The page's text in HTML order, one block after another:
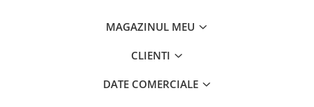
Sapun de maini profesional
Sisteme de dozaj profesionale
MAGAZINUL MEU
CLIENTI
DATE COMERCIALE